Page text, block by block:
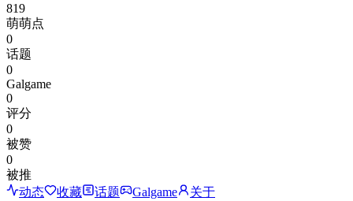
819
萌萌点
0
话题
0
Galgame
0
评分
0
被赞
0
被推
动态
收藏 话题 Galgame
关于